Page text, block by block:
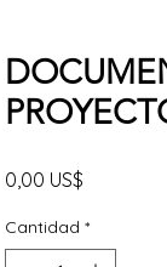
0,00 US$
Cantidad *